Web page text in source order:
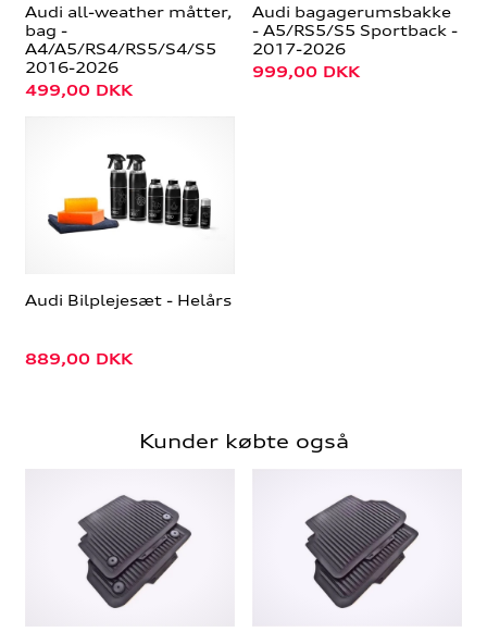
Audi all-weather måtter,
bag -
A4/A5/RS4/RS5/S4/S5
2016-2026
499,00 DKK
Audi bagagerumsbakke
- A5/RS5/S5 Sportback -
2017-2026
999,00 DKK
Audi Bilplejesæt - Helårs
889,00 DKK
Kunder købte også